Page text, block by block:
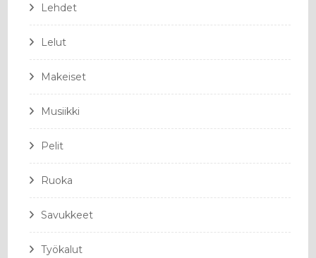
Lehdet
Lelut
Makeiset
Musiikki
Pelit
Ruoka
Savukkeet
Työkalut